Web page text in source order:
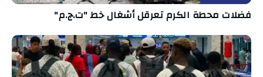
فضلات محطة الكرم تعرقل أشغال خط "ت.ج.م"